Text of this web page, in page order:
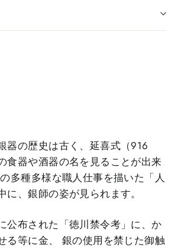
器の歴史は古く、延喜式（916
食器や酒器の名を見ることが出来
多種多様な職人仕事を描いた「人
に、銀師の姿が見られます。
公布された「徳川禁令考」に、か
る等に金、 銀の使用を禁じた御触